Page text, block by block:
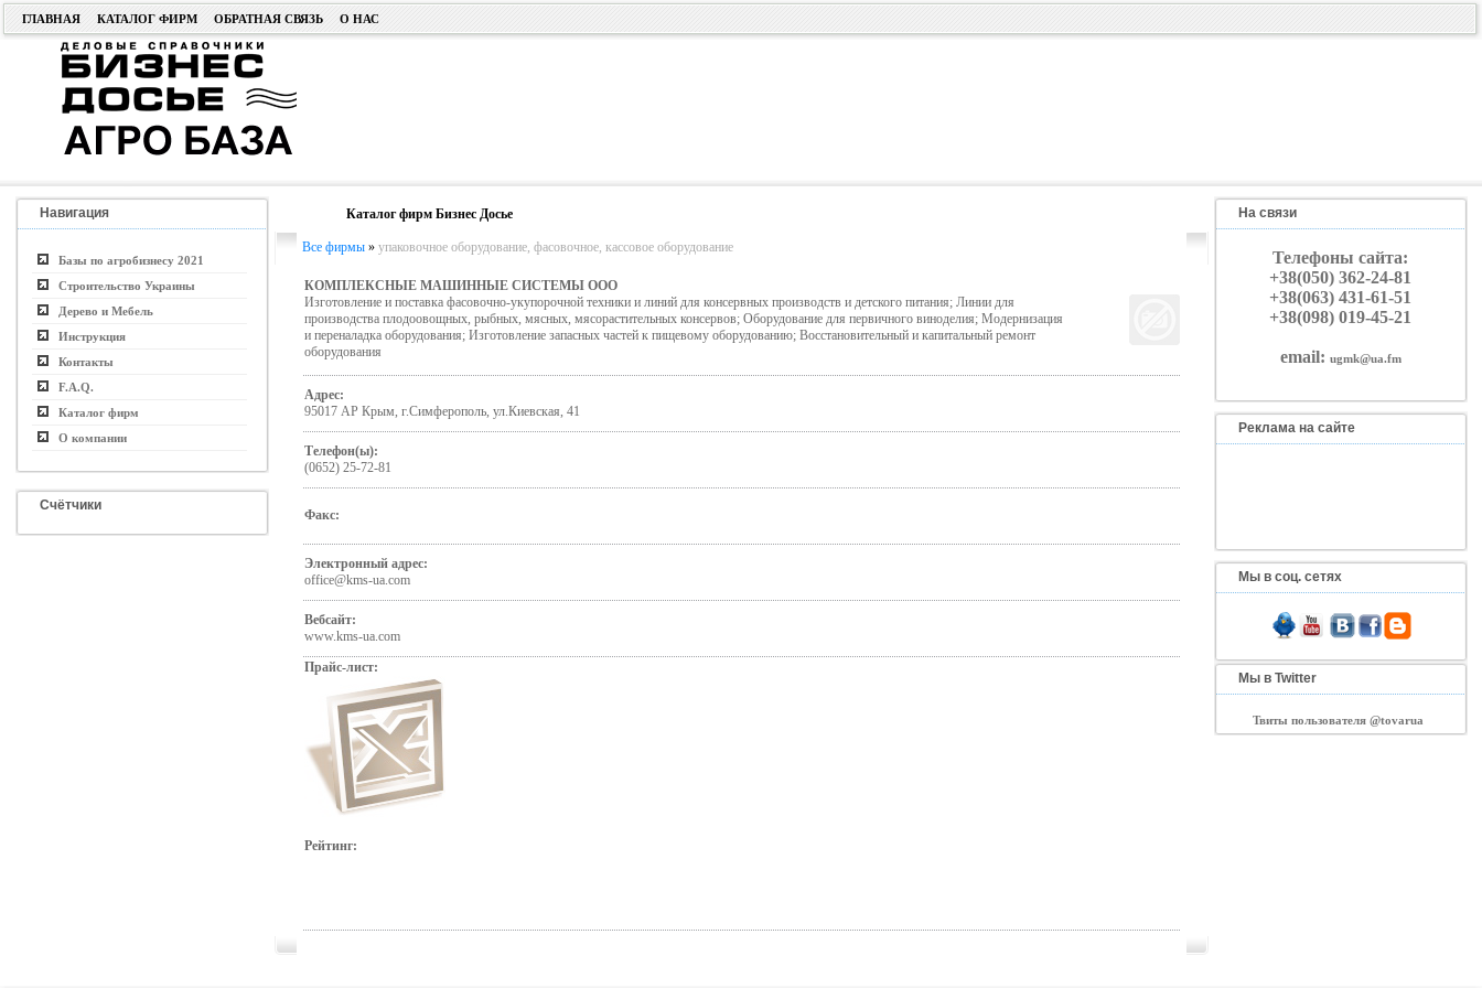
ГЛАВНАЯ КАТАЛОГ ФИРМ ОБРАТНАЯ СВЯЗЬ О НАС
Навигация
Базы по агробизнесу 2021
Строительство Украины
Дерево и Мебель
Инструкция
Контакты
F.A.Q.
Каталог фирм
О компании
Счётчики
Каталог фирм Бизнес Досье
Все фирмы» упаковочное оборудование, фасовочное, кассовое оборудование
КОМПЛЕКСНЫЕ МАШИННЫЕ СИСТЕМЫ ООО
Изготовление и поставка фасовочно-укупорочной техники и линий для консервных производств и детского питания; Линии для
производства плодоовощных, рыбных, мясных, мясорастительных консервов; Оборудование для первичного виноделия; Модернизация
и переналадка оборудования; Изготовление запасных частей к пищевому оборудованию; Восстановительный и капитальный ремонт
оборудования
Адрес:
95017 АР Крым, г.Симферополь, ул.Киевская, 41
Телефон(ы):
(0652) 25-72-81
Факс:
Электронный адрес:
office@kms-ua.com
Вебсайт:
www.kms-ua.com
Прайс-лист:
Рейтинг:
На связи
Телефоны сайта:
+38(050) 362-24-81
+38(063) 431-61-51
+38(098) 019-45-21
email: ugmk@ua.fm
Реклама на сайте
Мы в соц. сетях
Мы в Twitter
Твиты пользователя @tovarua